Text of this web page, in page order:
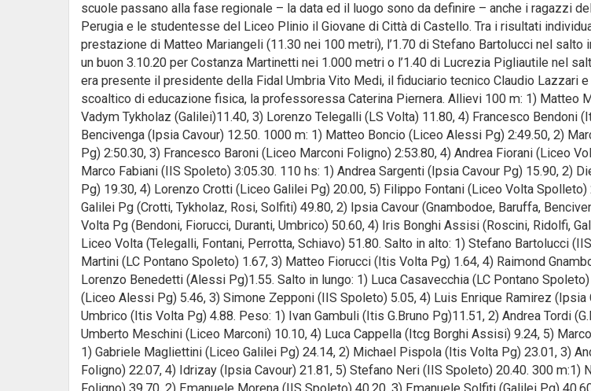
scuole passano alla fase regionale – la data ed il luogo sono da definire – anche i ragazzi
Perugia e le studentesse del Liceo Plinio il Giovane di Città di Castello. Tra i risultati
prestazione di Matteo Mariangeli (11.30 nei 100 metri), l’1.70 di Stefano Bartolucci nel salto
un buon 3.10.20 per Costanza Martinetti nei 1.000 metri o l’1.40 di Lucrezia Pigliautile nel
era presente il presidente della Fidal Umbria Vito Medi, il fiduciario tecnico Claudio Lazzari
scoaltico di educazione fisica, la professoressa Caterina Piernera. Allievi 100 m: 1) Matteo
Vadym Tykholaz (Galilei)11.40, 3) Lorenzo Telegalli (LS Volta) 11.80, 4) Francesco Bendoni
Bencivenga (Ipsia Cavour) 12.50. 1000 m: 1) Matteo Boncio (Liceo Alessi Pg) 2:49.50, 2)
Pg) 2:50.30, 3) Francesco Baroni (Liceo Marconi Foligno) 2:53.80, 4) Andrea Fiorani (Liceo
Marco Fabiani (IIS Spoleto) 3:05.30. 110 hs: 1) Andrea Sargenti (Ipsia Cavour Pg) 15.90, 2)
Pg) 19.30, 4) Lorenzo Crotti (Liceo Galilei Pg) 20.00, 5) Filippo Fontani (Liceo Volta
Galilei Pg (Crotti, Tykholaz, Rosi, Solfiti) 49.80, 2) Ipsia Cavour (Gnambodoe, Baruffa,
Volta Pg (Bendoni, Fiorucci, Duranti, Umbrico) 50.60, 4) Iris Bonghi Assisi (Roscini, Ridolfi,
Liceo Volta (Telegalli, Fontani, Perrotta, Schiavo) 51.80. Salto in alto: 1) Stefano Bartolucci
Martini (LC Pontano Spoleto) 1.67, 3) Matteo Fiorucci (Itis Volta Pg) 1.64, 4) Raimond
Lorenzo Benedetti (Alessi Pg)1.55. Salto in lungo: 1) Luca Casavecchia (LC Pontano
(Liceo Alessi Pg) 5.46, 3) Simone Zepponi (IIS Spoleto) 5.05, 4) Luis Enrique Ramirez (Ipsia
Umbrico (Itis Volta Pg) 4.88. Peso: 1) Ivan Gambuli (Itis G.Bruno Pg)11.51, 2) Andrea Tordi
Umberto Meschini (Liceo Marconi) 10.10, 4) Luca Cappella (Itcg Borghi Assisi) 9.24, 5)
1) Gabriele Magliettini (Liceo Galilei Pg) 24.14, 2) Michael Pispola (Itis Volta Pg) 23.01, 3)
Foligno) 22.07, 4) Idrizay (Ipsia Cavour) 21.81, 5) Stefano Neri (IIS Spoleto) 20.40. 300 m:1)